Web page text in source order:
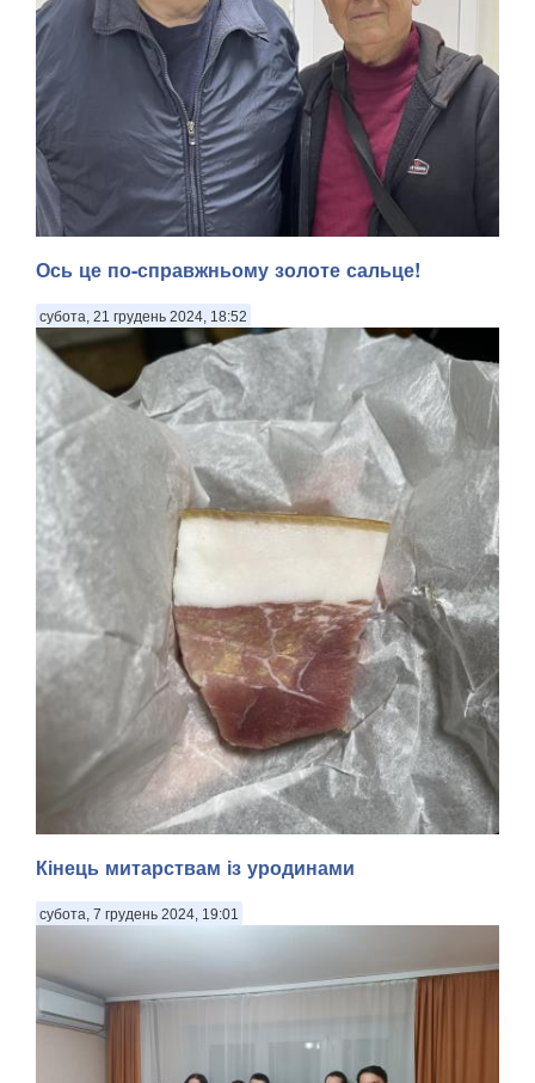
Журналістськими стежками-дорогами. ВИСОКА ЖИТТЄВА
МАРКА ПОЛКОВНИКА МУЛЯРА. Не відкриватиму усіх
деталей наших загальних суттєвих обставин, але із цим
добродієм, що зображений на світлині поруч зі мною, ми
зустрілися місяць тому в черзі на очікування ме...
Ось це по-справжньому золоте сальце!
субота, 21 грудень 2024, 18:52
Смачного! Мабуть, із рік тому я звернув увагу на те, що в
регулярних і немилосердних обстрілах росіянцями наших
споконвічних територій так чи інакше під вогнем артилерії,
мінометів та ракет і, звичайно ж, проклятих «Шахедів»
замало не щодня щонайбільше...
Кінець митарствам із уродинами
субота, 7 грудень 2024, 19:01